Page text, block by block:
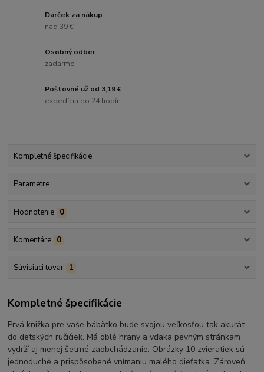
Darček za nákup
nad 39 €
Osobný odber
zadarmo
Poštovné už od 3,19 €
expedícia do 24 hodín
Kompletné špecifikácie
Parametre
Hodnotenie 0
Komentáre 0
Súvisiaci tovar 1
Kompletné špecifikácie
Prvá knižka pre vaše bábätko bude svojou veľkosťou tak akurát
do detských ručičiek. Má oblé hrany a vďaka pevným stránkam
vydrží aj menej šetrné zaobchádzanie. Obrázky 10 zvieratiek sú
jednoduché a prispôsobené vnímaniu malého dieťatka. Zároveň